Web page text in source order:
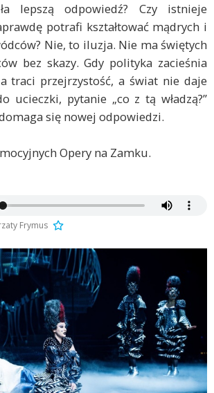
lepszą odpowiedź? Czy istnieje
potrafi kształtować mądrych i
Nie, to iluzja. Nie ma świętych
bez skazy. Gdy polityka zacieśnia
traci przejrzystość, a świat nie daje
ucieczki, pytanie „co z tą władzą?”
się nowej odpowiedzi.
Opery na Zamku.
Frymus